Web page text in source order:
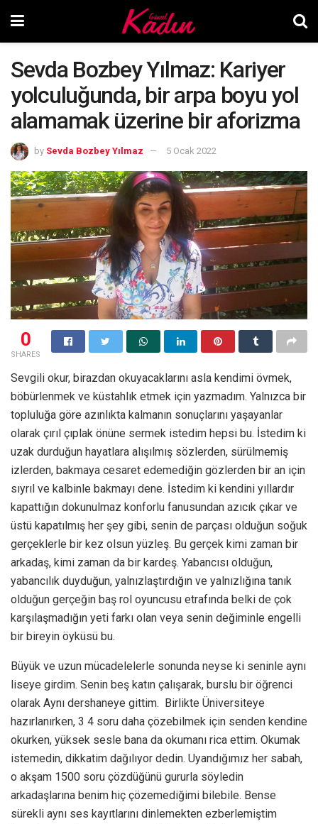
Sevda Bozbey Yılmaz: Kariyer
yolculuğunda, bir arpa boyu yol
alamamak üzerine bir aforizma
by Sevda Bozbey Yılmaz 5 Ocak 2022
0
SHARES
Sevgili okur, birazdan okuyacaklarını asla kendimi övmek,
böbürlenmek ve küstahlık etmek için yazmadım. Yalnızca bir
topluluğa göre azınlıkta kalmanın sonuçlarını yaşayanlar
olarak çırıl çıplak önüne sermek istedim hepsi bu. İstedim ki
uzak durduğun hayatlara alışılmış sözlerden, sürülmemiş
izlerden, bakmaya cesaret edemediğin gözlerden bir an için
sıyrıl ve kalbinle bakmayı dene. İstedim ki kendini yıllardır
kapattığın dokunulmaz konforlu fanusundan azıcık çıkar ve
üstü kapatılmış her şey gibi, senin de parçası olduğun soğuk
gerçeklerle bir kez olsun yüzleş. Bu gerçek kimi zaman bir
arkadaş, kimi zaman da bir kardeş. Yabancısı olduğun,
yabancılık duyduğun, yalnızlaştırdığın ve yalnızlığına tanık
olduğun gerçeğin baş rol oyuncusu etrafında belki de çok
karşılaşmadığın yeti farkı olan veya senin değiminle engelli
bir bireyin öyküsü bu.
Büyük ve uzun mücadelelerle sonunda neyse ki seninle aynı
liseye girdim. Senin beş katın çalışarak, burslu bir öğrenci
olarak Aynı dershaneye gittim. Birlikte Üniversiteye
hazırlanırken, 3 4 soru daha çözebilmek için senden kendine
okurken, yüksek sesle bana da okumanı rica ettim. Okumak
istemedin, dikkatim dağılıyor dedin. Uyandığımız her sabah,
o akşam 1500 soru çözdüğünü gururla söyledin
arkadaşlarına benim hiç çözemediğimi bilebile. Bense
sürekli aynı ses kayıtlarını dinlemekten ezberlemiştim